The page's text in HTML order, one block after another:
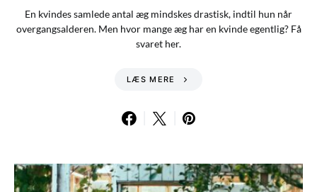
En kvindes samlede antal æg mindskes drastisk, indtil hun når
overgangsalderen. Men hvor mange æg har en kvinde egentlig? Få
svaret her.
LÆS MERE